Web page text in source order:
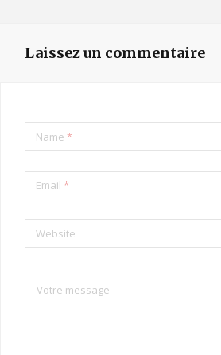
Laissez un commentaire
Name *
Email *
Website